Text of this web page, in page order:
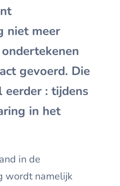
niet meer
gevoerd. Die
: tijdens
in het
in de
wordt namelijk